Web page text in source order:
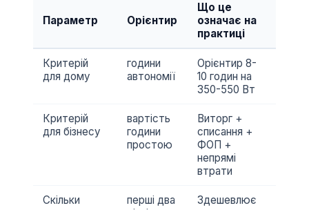
Параметр Орієнтир
Що це
означає на
практиці
Критерій
для дому
години
автономії
Орієнтир 8-
10 годин на
350-550 Вт
Критерій
для бізнесу
вартість
години
простою
Виторг +
списання +
ФОП +
непрямі
втрати
Скільки
перші два
Здешевлює